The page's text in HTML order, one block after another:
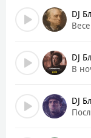
DJ
DJ
В
DJ